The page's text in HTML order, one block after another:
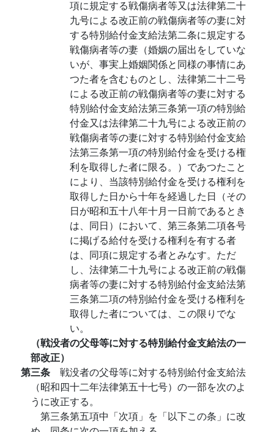
項に規定する戦傷病者等又は法律第二十
九号による改正前の戦傷病者等の妻に対
する特別給付金支給法第二条に規定する
戦傷病者等の妻（婚姻の届出をしていな
いが、事実上婚姻関係と同様の事情にあ
つた者を含むものとし、法律第二十二号
による改正前の戦傷病者等の妻に対する
特別給付金支給法第三条第一項の特別給
付金又は法律第二十九号による改正前の
戦傷病者等の妻に対する特別給付金支給
法第三条第一項の特別給付金を受ける権
利を取得した者に限る。）であつたこと
により、当該特別給付金を受ける権利を
取得した日から十年を経過した日（その
日が昭和五十八年十月一日前であるとき
は、同日）において、第三条第二項各号
に掲げる給付を受ける権利を有する者
は、同項に規定する者とみなす。ただ
し、法律第二十九号による改正前の戦傷
病者等の妻に対する特別給付金支給法第
三条第二項の特別給付金を受ける権利を
取得した者については、この限りでな
い。
（戦没者の父母等に対する特別給付金支給法の一
部改正）
第三条 戦没者の父母等に対する特別給付金支給法
（昭和四十二年法律第五十七号）の一部を次のよ
うに改正する。
第三条第五項中「次項」を「以下この条」に改